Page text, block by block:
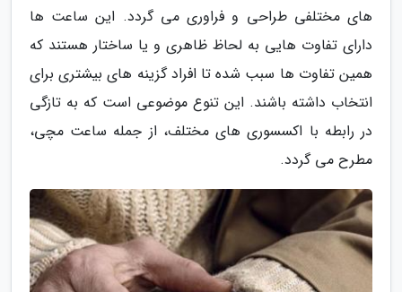
های مختلفی طراحی و فراوری می گردد. این ساعت ها
دارای تفاوت هایی به لحاظ ظاهری و یا ساختار هستند که
همین تفاوت ها سبب شده تا افراد گزینه های بیشتری برای
انتخاب داشته باشند. این تنوع موضوعی است که به تازگی
در رابطه با اکسسوری های مختلف، از جمله ساعت مچی،
مطرح می گردد.